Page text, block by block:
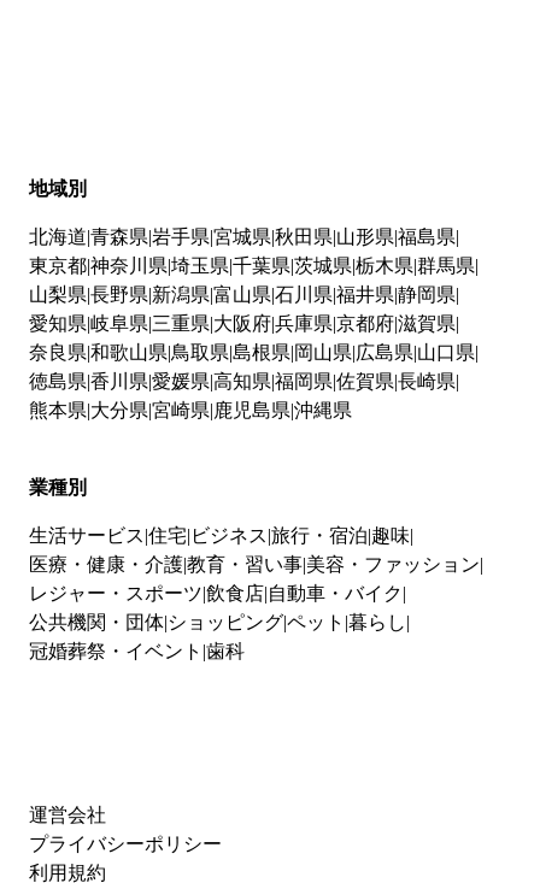
地域別
北海道 青森県 岩手県 宮城県 秋田県 山形県 福島県
東京都神奈川県 埼玉県 千葉県 茨城県 栃木県 群馬県
山梨県 長野県 新潟県 富山県 石川県 福井県 静岡県
愛知県 岐阜県 三重県 大阪府兵庫県 京都府滋賀県
奈良県 和歌山県 鳥取県 島根県 岡山県 広島県 山口県
徳島県 香川県 愛媛県 高知県 福岡県 佐賀県 長崎県
熊本県 大分県 宮崎県 鹿児島県 沖縄県
業種別
生活サービス 住宅 ビジネス 旅行・宿泊 趣味
医療・健康・介護教育・習い事 美容・ファッション
レジャー・スポーツ 飲食店 自動車・バイク
公共機関・団体 ショッピングペット 暮らし
冠婚葬祭・イベント 歯科
運営会社
プライバシーポリシー
利用規約